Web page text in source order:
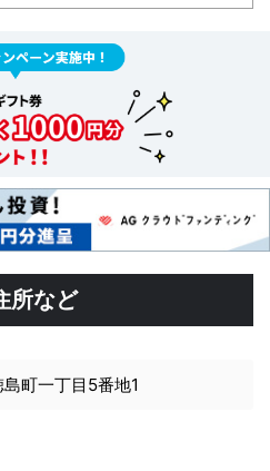
所など
町一丁目5番地1